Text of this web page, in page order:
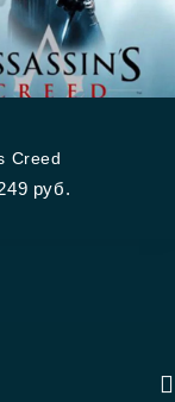
Creed
руб.